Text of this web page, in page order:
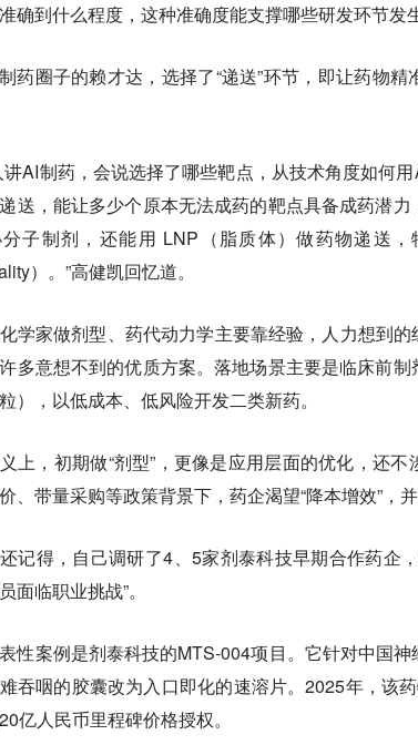
确到什么程度，这种准确度能支撑哪些研发环节发
药圈子的赖才达，选择了“递送”环节，即让药物
讲AI制药，会说选择了哪些靶点，从技术角度如何
送，能让多少个原本无法成药的靶点具备成药潜力
子制剂，还能用 LNP（脂质体）做药物递送
）。”高健凯回忆道。
学家做剂型、药代动力学主要靠经验，人力想到
多意想不到的优质方案。落地场景主要是临床前
），以低成本、低风险开发二类新药。
上，初期做“剂型”，更像是应用层面的优化，还
、带量采购等政策背景下，药企渴望“降本增效”，并
记得，自己调研了4、5家剂泰科技早期合作药企
面临职业挑战”。
性案例是剂泰科技的MTS-004项目。它针对中国
吞咽的胶囊改为入口即化的速溶片。2025年，该
亿人民币里程碑价格授权。